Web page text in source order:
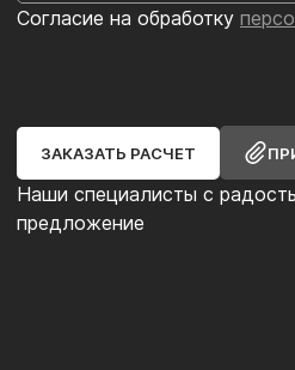
Наши специалисты с
предложение
Согласие на обработку
ЗАКАЗАТЬ РАСЧЕТ